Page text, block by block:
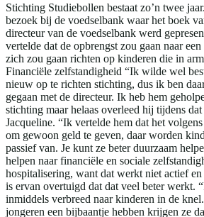
Stichting Studiebollen bestaat zo’n twee
bezoek bij de voedselbank waar het boek
directeur van de voedselbank werd
vertelde dat de opbrengst zou gaan naar
zich zou gaan richten op kinderen die in
Financiële zelfstandigheid “Ik wilde wel
nieuw op te richten stichting, dus ik ben
gegaan met de directeur. Ik heb hem
stichting maar helaas overleed hij tijdens
Jacqueline. “Ik vertelde hem dat het
om gewoon geld te geven, daar worden
passief van. Je kunt ze beter duurzaam
helpen naar financiële en sociale
hospitalisering, want dat werkt niet actief en
is ervan overtuigd dat dat veel beter werkt.
inmiddels verbreed naar kinderen in de
jongeren een bijbaantje hebben krijgen ze